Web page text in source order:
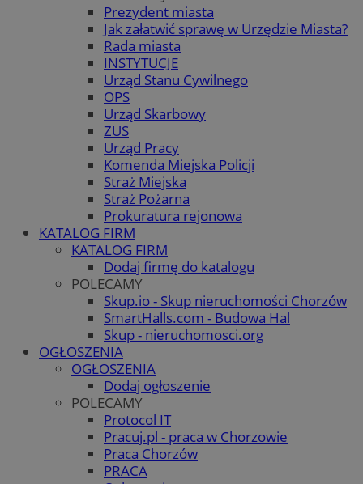
Prezydent miasta
Jak załatwić sprawę w Urzędzie Miasta?
Rada miasta
INSTYTUCJE
Urząd Stanu Cywilnego
OPS
Urząd Skarbowy
ZUS
Urząd Pracy
Komenda Miejska Policji
Straż Miejska
Straż Pożarna
Prokuratura rejonowa
KATALOG FIRM
KATALOG FIRM
Dodaj firmę do katalogu
POLECAMY
Skup.io - Skup nieruchomości Chorzów
SmartHalls.com - Budowa Hal
Skup - nieruchomosci.org
OGŁOSZENIA
OGŁOSZENIA
Dodaj ogłoszenie
POLECAMY
Protocol IT
Pracuj.pl - praca w Chorzowie
Praca Chorzów
PRACA